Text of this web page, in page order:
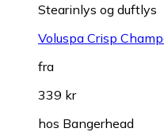
Stearinlys og duftlys
Voluspa Crisp
fra
339 kr
hos Bangerhead